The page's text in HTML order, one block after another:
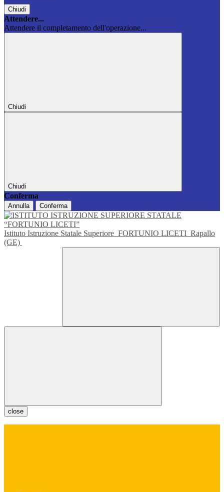
Chiudi
Attendere...
Attendere il completamento dell'operazione...
Chiudi
Chiudi
Conferma
Annulla Conferma
Istituto Istruzione Statale Superiore FORTUNIO LICETI Rapallo
(GE)
close